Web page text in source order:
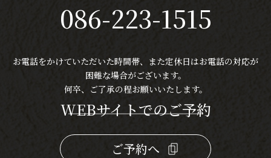
086-223-1515
お電話をかけていただいた時間帯、また定休日はお電話の対応が
困難な場合がございます。
何卒、ご了承の程お願いいたします。
WEBサイトでのご予約
ご予約へ